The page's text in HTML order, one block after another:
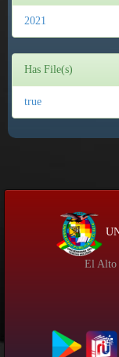
2021
Has File(s)
true
El Alto